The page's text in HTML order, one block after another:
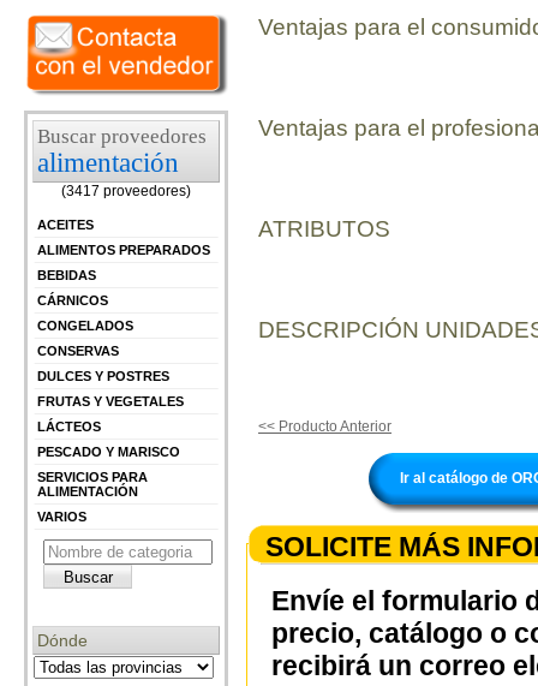
Buscar proveedores
alimentación
(3417 proveedores)
ACEITES
ALIMENTOS PREPARADOS
BEBIDAS
CÁRNICOS
CONGELADOS
CONSERVAS
DULCES Y POSTRES
FRUTAS Y VEGETALES
LÁCTEOS
PESCADO Y MARISCO
SERVICIOS PARA
ALIMENTACIÓN
VARIOS
Dónde
Ventajas para el
Ventajas para el
ATRIBUTOS
DESCRIPCIÓN
<< Producto Anterior
Ir al catálogo de
SOLICITE MÁS
Envíe el formulario
precio, catálogo o
recibirá un correo